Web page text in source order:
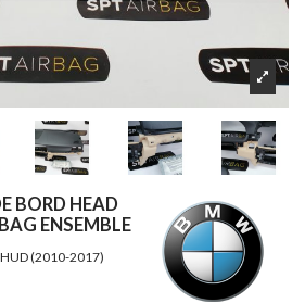
BORD HEAD
ENSEMBLE
(2010-2017)